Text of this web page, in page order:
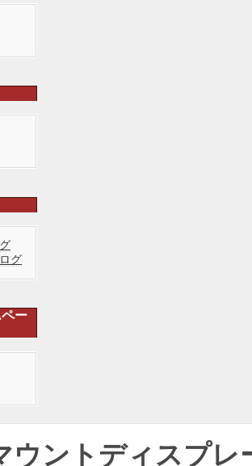
グ
ー
ウントディスプレ